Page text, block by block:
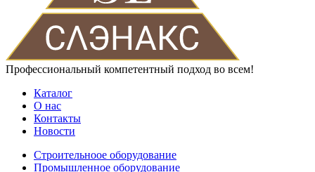
Профессиональный компетентный подход во всем!
Каталог
О нас
Контакты
Новости
Строительноое оборудование
Промышленное оборудование